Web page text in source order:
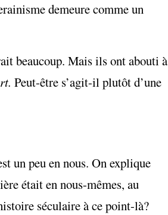
demeure comme un
beaucoup. Mais ils ont abouti à
Peut-être s’agit-il plutôt d’une
un peu en nous. On explique
était en nous-mêmes, au
séculaire à ce point-là?